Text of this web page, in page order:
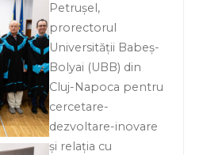
Petrușel,
prorectorul
Universității Babeș-
Bolyai (UBB) din
Cluj-Napoca pentru
cercetare-
dezvoltare-inovare
și relația cu